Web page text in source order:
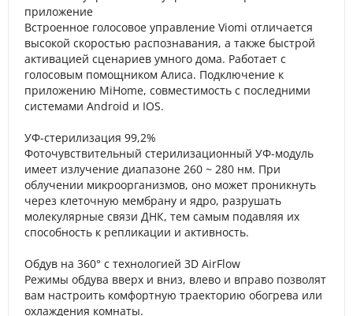
приложение
Встроенное голосовое управление Viomi отличается
высокой скоростью распознавания, а также быстрой
активацией сценариев умного дома. Работает с
голосовым помощником Алиса. Подключение к
приложению MiHome, совместимость с последними
системами Android и IOS.
УФ-стерилизация 99,2%
Фоточувствительный стерилизационный УФ-модуль
имеет излучение диапазоне 260 ~ 280 нм. При
облучении микроорганизмов, оно может проникнуть
через клеточную мембрану и ядро, разрушать
молекулярные связи ДНК, тем самым подавляя их
способность к репликации и активность.
Обдув на 360° с технологией 3D AirFlow
Режимы обдува вверх и вниз, влево и вправо позволят
вам настроить комфортную траекторию обогрева или
охлаждения комнаты.